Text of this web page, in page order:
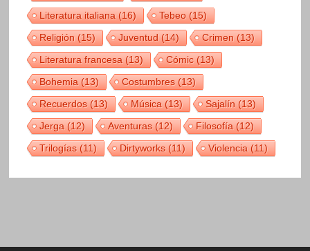
Literatura italiana(16) Tebeo(15)
Religión(15) Juventud(14) Crimen(13)
Literatura francesa(13) Cómic(13)
Bohemia(13) Costumbres(13)
Recuerdos(13) Música(13) Sajalín(13)
Jerga(12) Aventuras(12) Filosofía(12)
Trilogías(11) Dirtyworks(11) Violencia(11)